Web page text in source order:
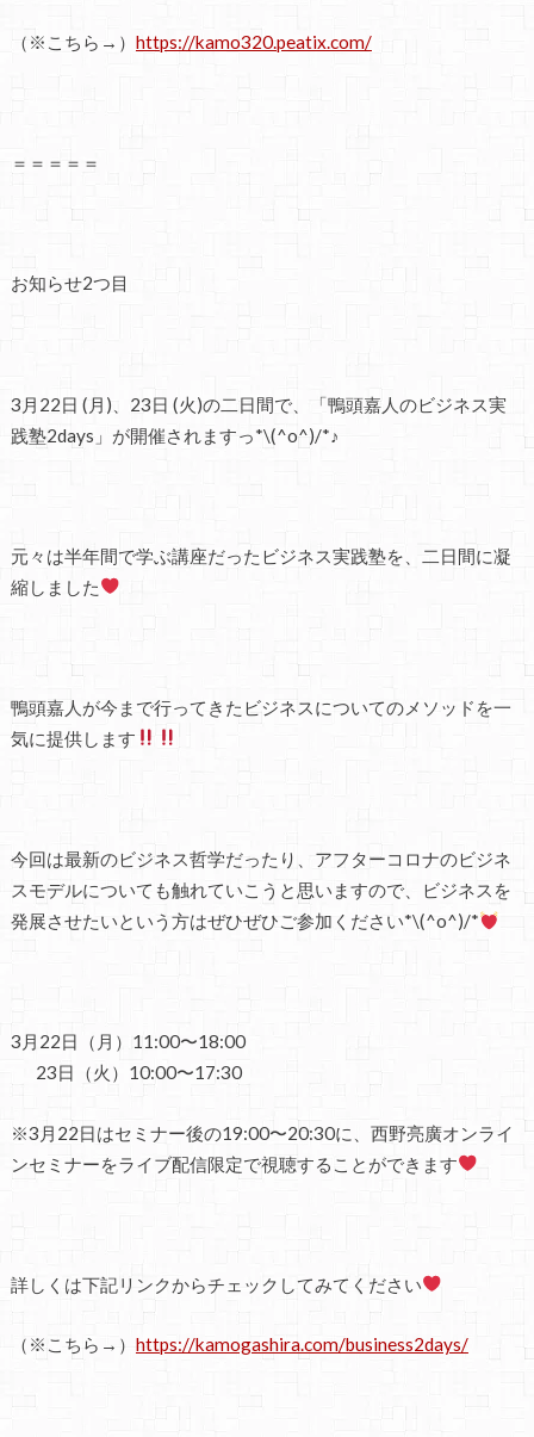
（※こちら→） https://kamo320.peatix.com/
＝＝＝＝＝
お知らせ2つ目
3月22日 (月)、23日 (火)の二日間で、「鴨頭嘉人のビジネス実
践塾2days」が開催されますっ*\(^o^)/*♪
元々は半年間で学ぶ講座だったビジネス実践塾を、二日間に凝
縮しました
鴨頭嘉人が今まで行ってきたビジネスについてのメソッドを一
気に提供します
今回は最新のビジネス哲学だったり、アフターコロナのビジネ
スモデルについても触れていこうと思いますので、ビジネスを
発展させたいという方はぜひぜひご参加ください*\(^o^)/*
3月22日（月）11:00〜18:00
23日（火）10:00〜17:30
※3月22日はセミナー後の19:00〜20:30に、西野亮廣オンライ
ンセミナーをライブ配信限定で視聴することができます
詳しくは下記リンクからチェックしてみてください
（※こちら→） https://kamogashira.com/business2days/